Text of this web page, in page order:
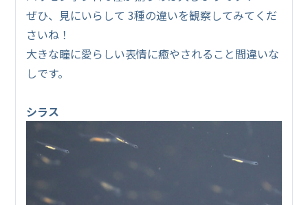
ぜひ、見にいらして 3種の違いを観察してみてくだ
さいね！
大きな瞳に愛らしい表情に癒やされること間違いな
しです。
シラス